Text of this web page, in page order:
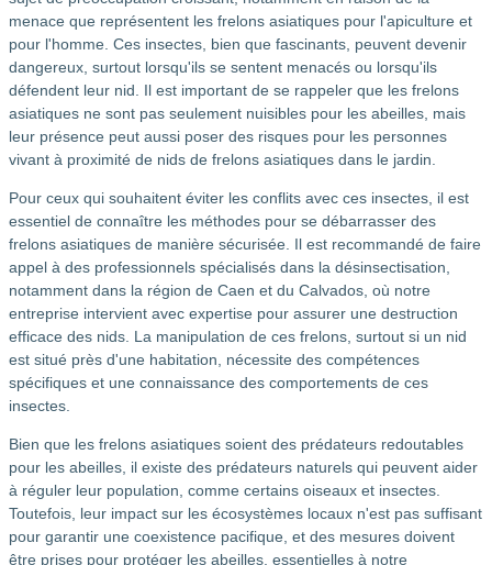
menace que représentent les frelons asiatiques pour l'apiculture et
pour l'homme. Ces insectes, bien que fascinants, peuvent devenir
dangereux, surtout lorsqu'ils se sentent menacés ou lorsqu'ils
défendent leur nid. Il est important de se rappeler que les frelons
asiatiques ne sont pas seulement nuisibles pour les abeilles, mais
leur présence peut aussi poser des risques pour les personnes
vivant à proximité de nids de frelons asiatiques dans le jardin.
Pour ceux qui souhaitent éviter les conflits avec ces insectes, il est
essentiel de connaître les méthodes pour se débarrasser des
frelons asiatiques de manière sécurisée. Il est recommandé de faire
appel à des professionnels spécialisés dans la désinsectisation,
notamment dans la région de Caen et du Calvados, où notre
entreprise intervient avec expertise pour assurer une destruction
efficace des nids. La manipulation de ces frelons, surtout si un nid
est situé près d'une habitation, nécessite des compétences
spécifiques et une connaissance des comportements de ces
insectes.
Bien que les frelons asiatiques soient des prédateurs redoutables
pour les abeilles, il existe des prédateurs naturels qui peuvent aider
à réguler leur population, comme certains oiseaux et insectes.
Toutefois, leur impact sur les écosystèmes locaux n'est pas suffisant
pour garantir une coexistence pacifique, et des mesures doivent
être prises pour protéger les abeilles, essentielles à notre